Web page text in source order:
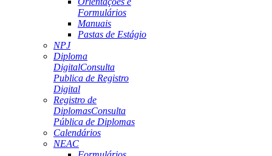
Formulários
Manuais
Pastas de Estágio
NPJ
Diploma
DigitalConsulta
Publica de Registro
Digital
Registro de
DiplomasConsulta
Pública de Diplomas
Calendários
NEAC